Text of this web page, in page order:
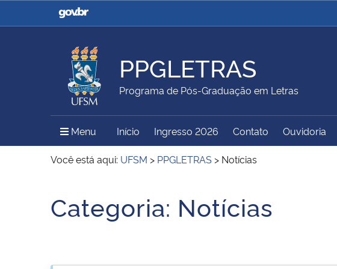
Casa Civil
Ministério da Justiça e
Ministério da
Ministério da Agricultura,
Pecuária e Abastecimento
Ministério da Educação
Ministério do Meio Ambiente Ministério do Turismo
Ministério do
Secretaria de Governo
Gabinete de Segurança
PPGLETRAS
Programa de Pós-Graduação em Letras
Menu Menu Principal do Sítio
Início Ingresso 2026 Contato Ouvidoria
Você está aqui: UFSM > PPGLETRAS > Notícias
Categoria: Notícias